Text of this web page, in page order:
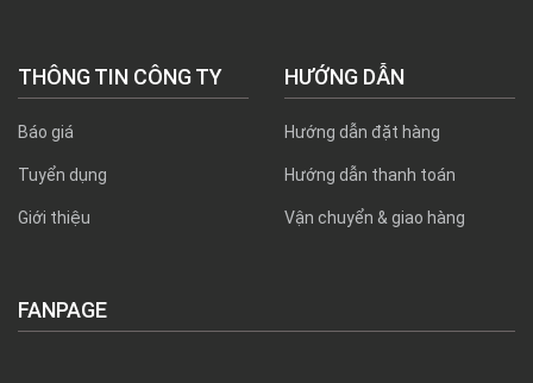
THÔNG TIN CÔNG TY
Báo giá
Tuyển dụng
Giới thiệu
HƯỚNG DẪN
Hướng dẫn đặt hàng
Hướng dẫn thanh toán
Vận chuyển & giao hàng
FANPAGE